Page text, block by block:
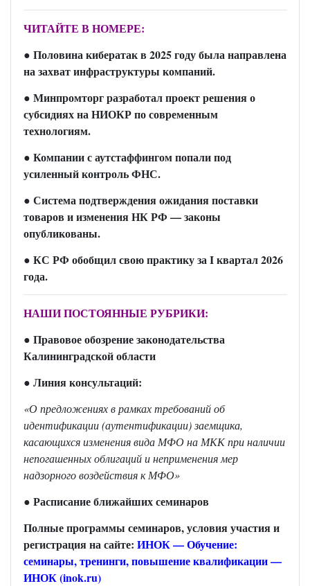
ЧИТАЙТЕ В НОМЕРЕ:
● Половина кибератак в 2025 году была направлена
на захват инфраструктуры компаний.
● Минпромторг разработал проект решения о
субсидиях на НИОКР по современным
технологиям.
● Компании с аутстаффингом попали под
усиленный контроль ФНС.
● Система подтверждения ожидания поставки
товаров и изменения НК РФ — законы
опубликованы.
● КС РФ обобщил свою практику за I квартал 2026
года.
НАШИ ПОСТОЯННЫЕ РУБРИКИ:
● Правовое обозрение законодательства
Калининградской области
● Линия консультаций:
«О предложениях в рамках требований об
идентификации (аутентификации) заемщика,
касающихся изменения вида МФО на МКК при наличии
непогашенных облигаций и неприменения мер
надзорного воздействия к МФО»
● Расписание ближайших семинаров
Полные программы семинаров, условия участия и
регистрация на сайте: ИНОК — Обучение:
семинары, тренинги, повышение квалификации —
ИНОК (inok.ru)